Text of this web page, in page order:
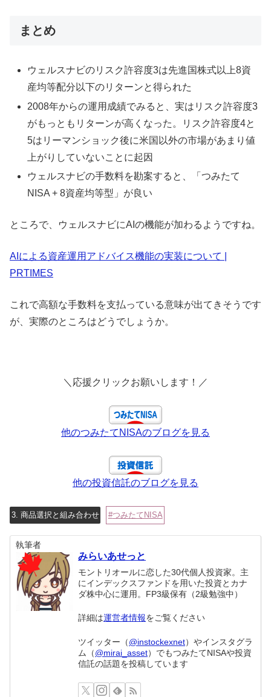
まとめ
ウェルスナビのリスク許容度3は先進国株式以上8資
産均等配分以下のリターンと得られた
2008年からの運用成績でみると、実はリスク許容度3
がもっともリターンが高くなった。リスク許容度4と
5はリーマンショック後に米国以外の市場があまり値
上がりしていないことに起因
ウェルスナビの手数料を勘案すると、「つみたて
NISA + 8資産均等型」が良い
ところで、ウェルスナビにAIの機能が加わるようですね。
AIによる資産運用アドバイス機能の実装について |
PRTIMES
これで高額な手数料を支払っている意味が出てきそうです
が、実際のところはどうでしょうか。
＼応援クリックお願いします！／
他のつみたてNISAのブログを見る
他の投資信託のブログを見る
3. 商品選択と組み合わせ つみたてNISA
執筆者
みらいあせっと
モントリオールに恋した30代個人投資家。主
にインデックスファンドを用いた投資とカナ
ダ株中心に運用。FP3級保有（2級勉強中）
詳細は運営者情報をご覧ください
ツイッター（@instockexnet）やインスタグラ
ム（@mirai_asset）でもつみたてNISAや投資
信託の話題を投稿しています